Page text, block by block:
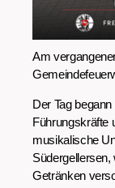
Am
Der Tag
Führungskräfte
musikalische
Getränken